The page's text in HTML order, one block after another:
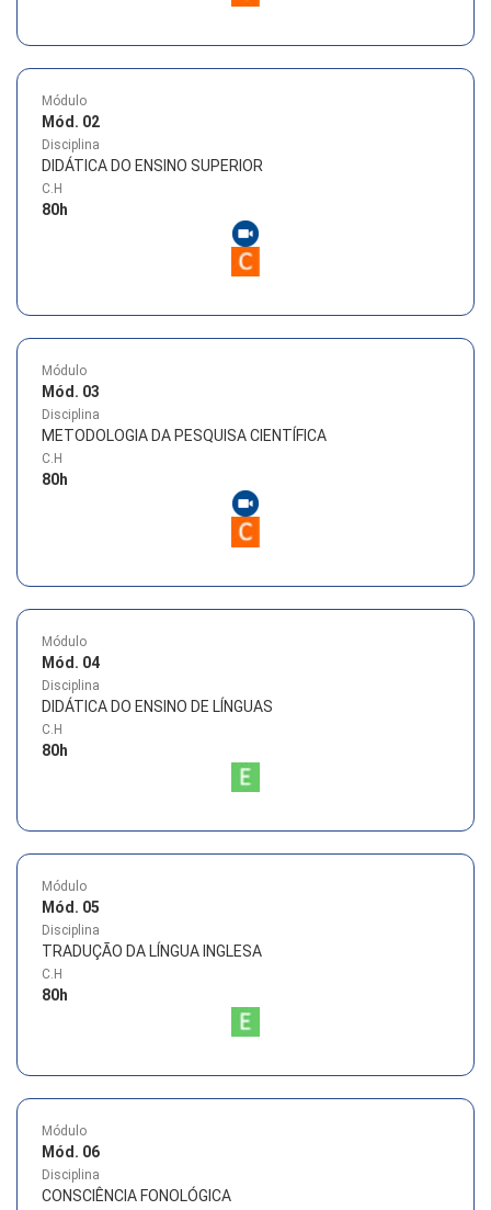
Módulo
Mód. 02
Disciplina
DIDÁTICA DO ENSINO SUPERIOR
C.H
80h
Módulo
Mód. 03
Disciplina
METODOLOGIA DA PESQUISA CIENTÍFICA
C.H
80h
Módulo
Mód. 04
Disciplina
DIDÁTICA DO ENSINO DE LÍNGUAS
C.H
80h
Módulo
Mód. 05
Disciplina
TRADUÇÃO DA LÍNGUA INGLESA
C.H
80h
Módulo
Mód. 06
Disciplina
CONSCIÊNCIA FONOLÓGICA